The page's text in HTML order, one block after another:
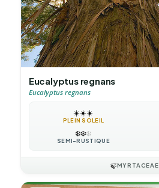
Eucalyptus regnans
Eucalyptus regnans
☀️☀️☀️
PLEIN SOLEIL
❄️❄️❄️
SEMI-RUSTIQUE
🍃MYRTACEAE